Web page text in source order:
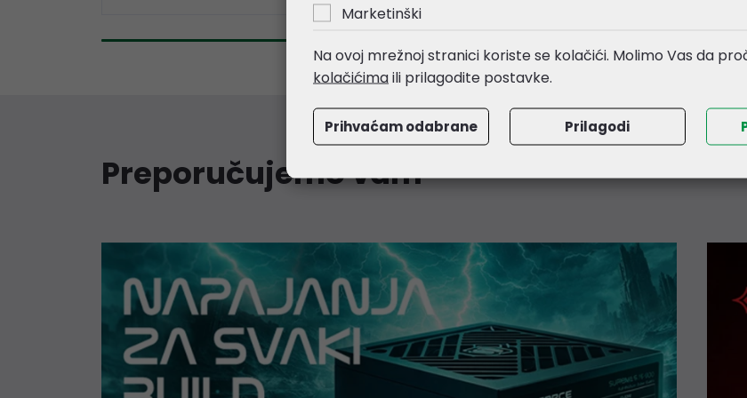
Preporučujemo vam
Marketinški
Na ovoj mrežnoj stranici koriste se kolačići. Molimo Vas da
kolačićimaili prilagodite postavke.
Prihvaćam odabrane Prilagodi